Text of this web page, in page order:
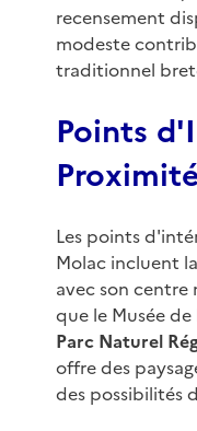
recensement
modeste
traditionnel
Points
Les points
Molac incluent
avec son centre
que le Musée
Parc Naturel
offre des
des possibilités